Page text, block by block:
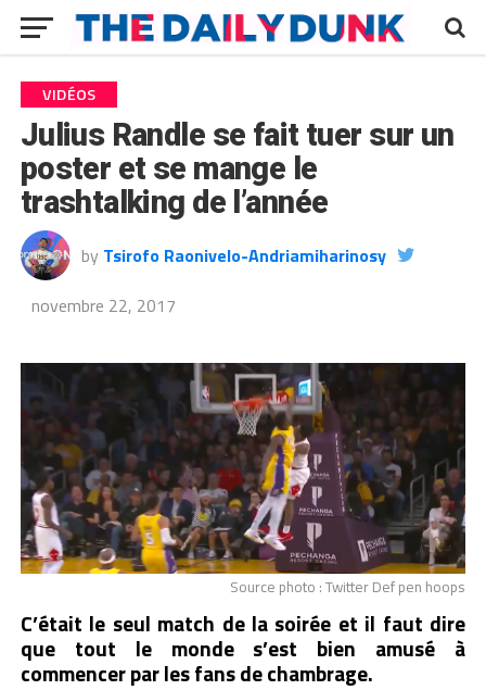
VIDÉOS
Julius Randle se fait tuer sur un
poster et se mange le
trashtalking de l’année
by Tsirofo Raonivelo-Andriamiharinosy
novembre 22, 2017
Source photo : Twitter Def pen hoops
C’était le seul match de la soirée et il faut dire
que tout le monde s’est bien amusé à
commencer par les fans de chambrage.